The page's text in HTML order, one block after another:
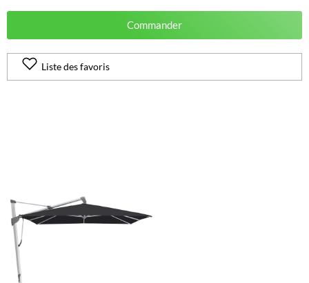
Commander
Liste des favoris